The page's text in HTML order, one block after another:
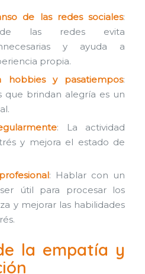
de las redes sociales:
de las redes evita
y ayuda a
propia.
hobbies y pasatiempos:
que brindan alegría es un
: La actividad
y mejora el estado de
: Hablar con un
útil para procesar los
y mejorar las habilidades
la empatía y